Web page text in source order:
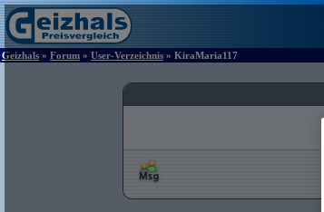
Geizhals » Forum » User-Verzeichnis » KiraMaria117